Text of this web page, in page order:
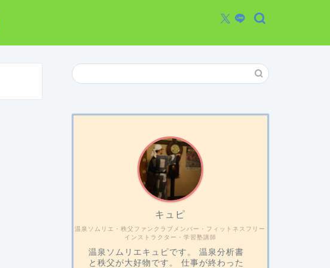
温泉ソムリエ・秩父ファンクラブメンバー・フィットネスフリー
インストラクター・学習塾講師
キュピ
温泉ソムリエキュピです。 温泉分析書
と秩父が大好物です。 仕事が終わった